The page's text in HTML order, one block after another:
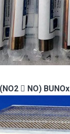
 NO) BUNOx